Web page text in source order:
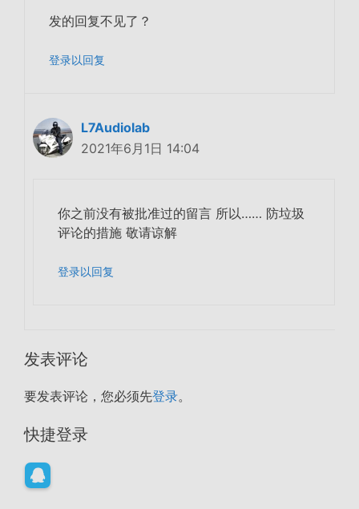
发的回复不见了？
登录以回复
L7Audiolab
2021年6月1日 14:04
你之前没有被批准过的留言 所以…… 防垃圾
评论的措施 敬请谅解
登录以回复
发表评论
要发表评论，您必须先登录。
快捷登录